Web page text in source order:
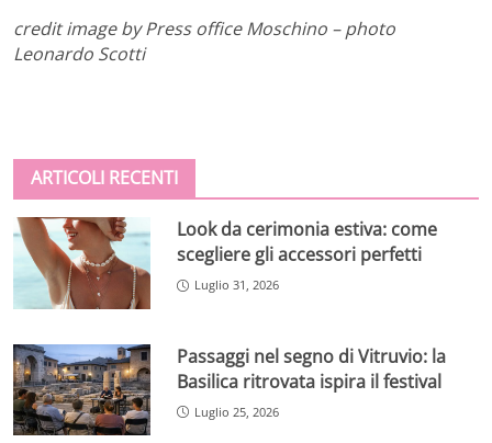
credit image by Press office Moschino – photo
Leonardo Scotti
ARTICOLI RECENTI
Look da cerimonia estiva: come
scegliere gli accessori perfetti
Luglio 31, 2026
Passaggi nel segno di Vitruvio: la
Basilica ritrovata ispira il festival
Luglio 25, 2026